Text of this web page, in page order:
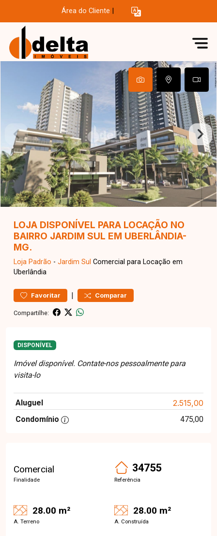
Área do Cliente
LOJA DISPONÍVEL PARA LOCAÇÃO NO
BAIRRO JARDIM SUL EM UBERLÂNDIA-
MG.
Loja Padrão - Jardim Sul Comercial para Locação em
Uberlândia
Favoritar | Comparar
Compartilhe:
DISPONÍVEL
Imóvel disponível. Contate-nos pessoalmente para
visita-lo
Aluguel 2.515,00
Condomínio 475,00
Comercial
Finalidade
34755
Referência
28.00 m²
A. Terreno
28.00 m²
A. Construída